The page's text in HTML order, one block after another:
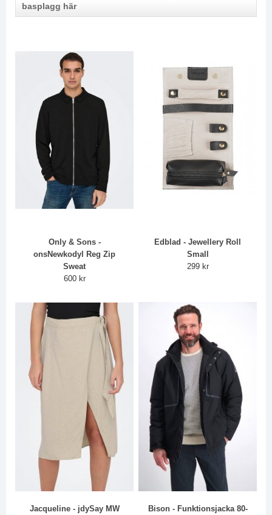
basplagg här
Only & Sons -
onsNewkodyl Reg Zip
Sweat
600 kr
Edblad - Jewellery Roll
Small
299 kr
Jacqueline - jdySay MW
Bison - Funktionsjacka 80-